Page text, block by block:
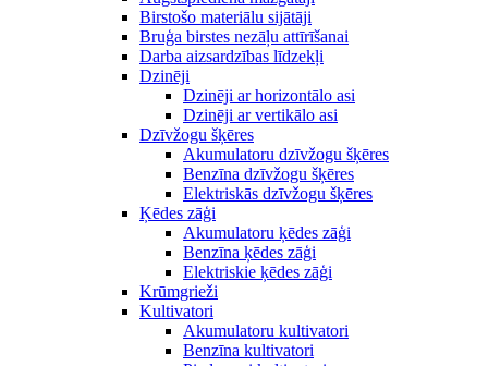
Birstošo materiālu sijātāji
Bruģa birstes nezāļu attīrīšanai
Darba aizsardzības līdzekļi
Dzinēji
Dzinēji ar horizontālo asi
Dzinēji ar vertikālo asi
Dzīvžogu šķēres
Akumulatoru dzīvžogu šķēres
Benzīna dzīvžogu šķēres
Elektriskās dzīvžogu šķēres
Ķēdes zāģi
Akumulatoru ķēdes zāģi
Benzīna ķēdes zāģi
Elektriskie ķēdes zāģi
Krūmgrieži
Kultivatori
Akumulatoru kultivatori
Benzīna kultivatori